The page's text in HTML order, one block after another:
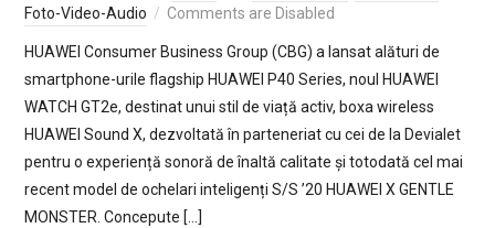
Foto-Video-Audio
Comments are Disabled
HUAWEI Consumer Business Group (CBG) a lansat alături de
smartphone-urile flagship HUAWEI P40 Series, noul HUAWEI
WATCH GT2e, destinat unui stil de viață activ, boxa wireless
HUAWEI Sound X, dezvoltată în parteneriat cu cei de la Devialet
pentru o experiență sonoră de înaltă calitate și totodată cel mai
recent model de ochelari inteligenți S/S ’20 HUAWEI X GENTLE
MONSTER. Concepute […]